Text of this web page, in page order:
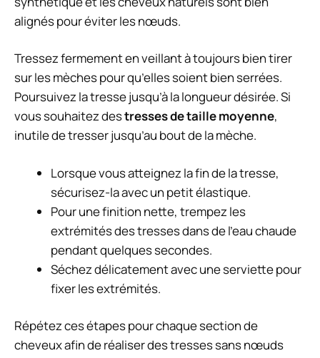
alignés pour éviter les nœuds.
Tressez fermement en veillant à toujours bien tirer
sur les mèches pour qu’elles soient bien serrées.
Poursuivez la tresse jusqu’à la longueur désirée. Si
vous souhaitez destresses de taille moyenne,
inutile de tresser jusqu’au bout de la mèche.
Lorsque vous atteignez la fin de la tresse,
sécurisez-la avec un petit élastique.
Pour une finition nette, trempez les
extrémités des tresses dans de l’eau chaude
pendant quelques secondes.
Séchez délicatement avec une serviette pour
fixer les extrémités.
Répétez ces étapes pour chaque section de
cheveux afin de réaliser des tresses sans nœuds